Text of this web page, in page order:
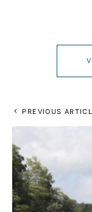
PREVIOUS